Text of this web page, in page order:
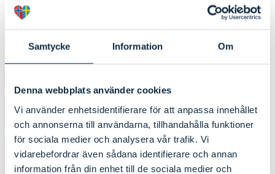
Samtycke Information Om
Denna webbplats använder cookies
Vi använder enhetsidentifierare för att anpassa innehållet
och annonserna till användarna, tillhandahålla funktioner
för sociala medier och analysera vår trafik. Vi
vidarebefordrar även sådana identifierare och annan
information från din enhet till de sociala medier och
Projekt
Avslutade projekt
Framtiden är blå
Läs mer